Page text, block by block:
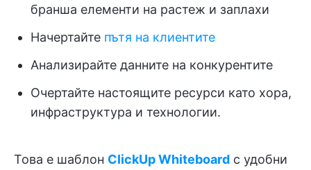
бранша елементи на растеж и заплахи
Начертайте пътя на клиентите
Анализирайте данните на конкурентите
Очертайте настоящите ресурси като хора,
инфраструктура и технологии.
Това е шаблон ClickUp Whiteboard с удобни